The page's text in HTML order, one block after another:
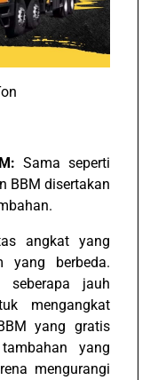
Sama seperti
BBM disertakan
angkat yang
yang berbeda.
seberapa jauh
mengangkat
yang gratis
yang
mengurangi